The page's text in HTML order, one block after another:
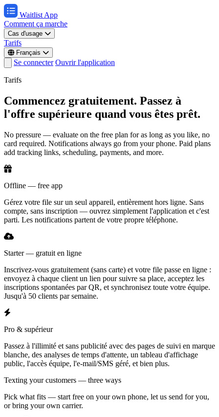
Waitlist App
Comment ça marche
Cas d'usage
Tarifs
Français
Se connecter Ouvrir l'application
Tarifs
Commencez gratuitement. Passez à
l'offre supérieure quand vous êtes prêt.
No pressure — evaluate on the free plan for as long as you like, no
card required. Notifications always go from your phone. Paid plans
add tracking links, scheduling, payments, and more.
Offline — free app
Gérez votre file sur un seul appareil, entièrement hors ligne. Sans
compte, sans inscription — ouvrez simplement l'application et c'est
parti. Les notifications partent de votre propre téléphone.
Starter — gratuit en ligne
Inscrivez-vous gratuitement (sans carte) et votre file passe en ligne :
envoyez à chaque client un lien pour suivre sa place, acceptez les
inscriptions spontanées par QR, et synchronisez toute votre équipe.
Jusqu'à 50 clients par semaine.
Pro & supérieur
Passez à l'illimité et sans publicité avec des pages de suivi en marque
blanche, des analyses de temps d'attente, un tableau d'affichage
public, l'accès équipe, l'e-mail/SMS géré, et bien plus.
Texting your customers — three ways
Pick what fits — start free on your own phone, let us send for you,
or bring your own carrier.